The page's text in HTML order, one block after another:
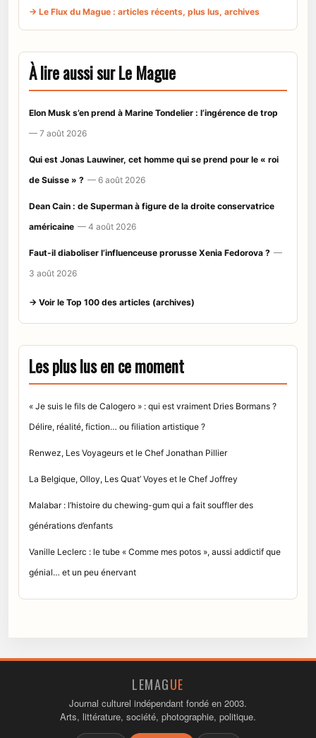
→ Le Flux du Mague : articles récents, plus lus, archives
À lire aussi sur Le Mague
Elon Musk s’en prend à Marine Tondelier : l’ingérence de trop
— 7 août 2026
Qui est Jonas Lauwiner, cet homme qui se prend pour le « roi
de Suisse » ? — 6 août 2026
Dean Cain : de Superman à figure de la droite conservatrice
américaine — 4 août 2026
Faut-il diaboliser l’influenceuse prorusse Xenia Fedorova ? —
3 août 2026
→ Voir le Top 100 des articles (archives)
Les plus lus en ce moment
« Je suis le fils de Calogero » : qui est vraiment Dries Bormans ?
Délire, réalité, fiction… ou filiation artistique ?
Renwez, Les Voyageurs et le Chef Jonathan Pillier
La Belgique, Olloy, Les Quat’ Voyes et le Chef Joffrey
Malabar : l’histoire du chewing-gum qui a fait souffler des
générations d’enfants
Vanille Leclerc : le tube « Comme mes potos », aussi addictif que
génial… et un peu énervant
LEMAGUE
Journal culturel indépendant fondé en 2003.
Arts, littérature, société, photographie, politique.